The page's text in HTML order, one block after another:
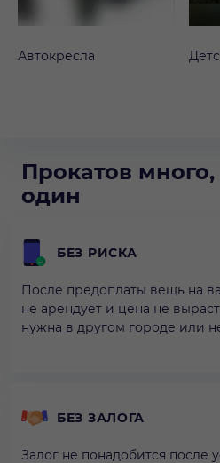
Автокресла
Прокатов
один
БЕЗ РИСКА
После предоплаты вещь на
не арендует и цена не
нужна в другом городе или
БЕЗ ЗАЛОГА
Залог не понадобится после